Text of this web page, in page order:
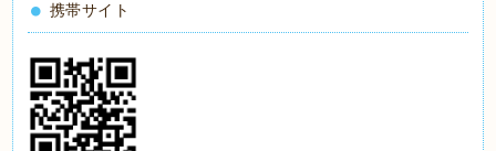
携帯サイト